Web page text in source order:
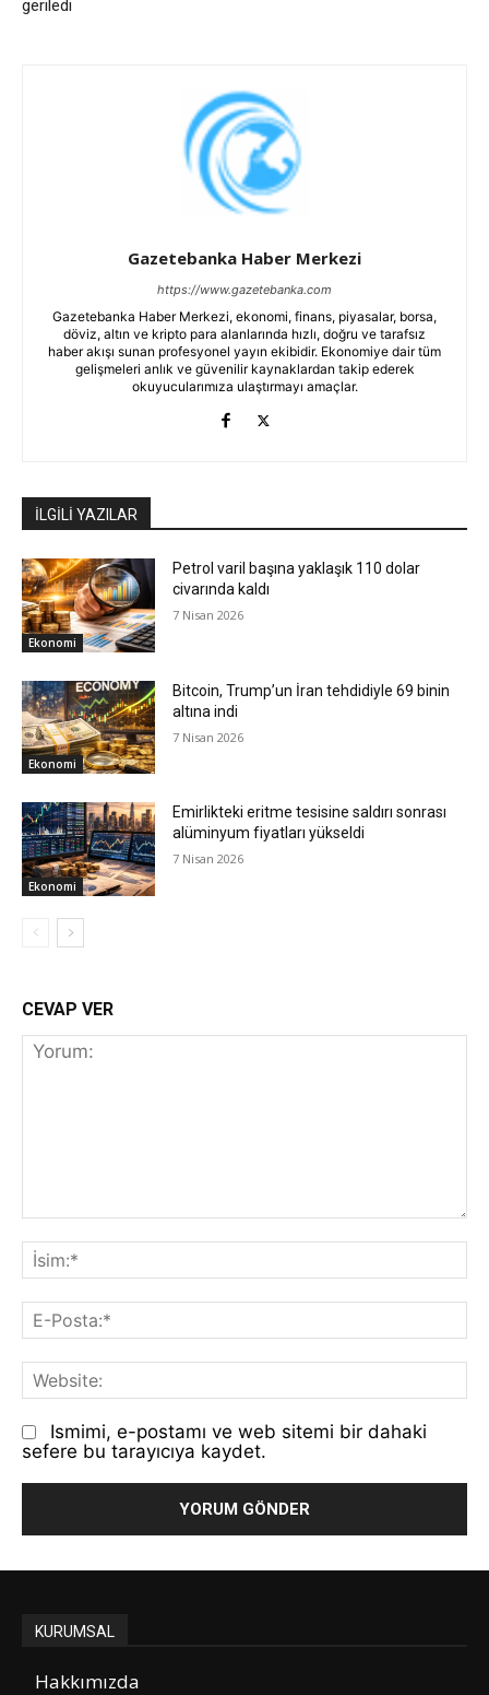
geriledi
Gazetebanka Haber Merkezi
https://www.gazetebanka.com
Gazetebanka Haber Merkezi, ekonomi, finans, piyasalar, borsa,
döviz, altın ve kripto para alanlarında hızlı, doğru ve tarafsız
haber akışı sunan profesyonel yayın ekibidir. Ekonomiye dair tüm
gelişmeleri anlık ve güvenilir kaynaklardan takip ederek
okuyucularımıza ulaştırmayı amaçlar.
İLGİLİ YAZILAR
Ekonomi
Petrol varil başına yaklaşık 110 dolar
civarında kaldı
7 Nisan 2026
Ekonomi
Bitcoin, Trump’un İran tehdidiyle 69 binin
altına indi
7 Nisan 2026
Ekonomi
Emirlikteki eritme tesisine saldırı sonrası
alüminyum fiyatları yükseldi
7 Nisan 2026
CEVAP VER
Ismimi, e-postamı ve web sitemi bir dahaki
sefere bu tarayıcıya kaydet.
KURUMSAL
Hakkımızda